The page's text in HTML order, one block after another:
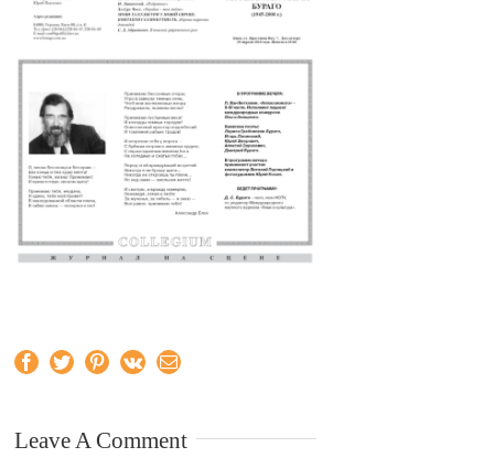
Facebook
TwitterPinterest
Vk Email
Leave A Comment